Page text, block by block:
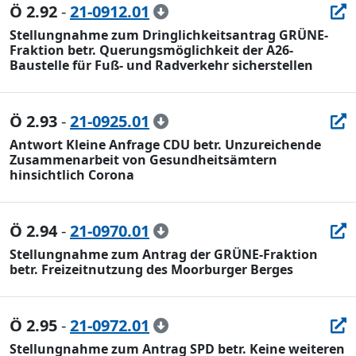
Ö 2.92-21-0912.01
Stellungnahme zum Dringlichkeitsantrag GRÜNE-
Fraktion betr. Querungsmöglichkeit der A26-
Baustelle für Fuß- und Radverkehr sicherstellen
Ö 2.93-21-0925.01
Antwort Kleine Anfrage CDU betr. Unzureichende
Zusammenarbeit von Gesundheitsämtern
hinsichtlich Corona
Ö 2.94-21-0970.01
Stellungnahme zum Antrag der GRÜNE-Fraktion
betr. Freizeitnutzung des Moorburger Berges
Ö 2.95-21-0972.01
Stellungnahme zum Antrag SPD betr. Keine weiteren